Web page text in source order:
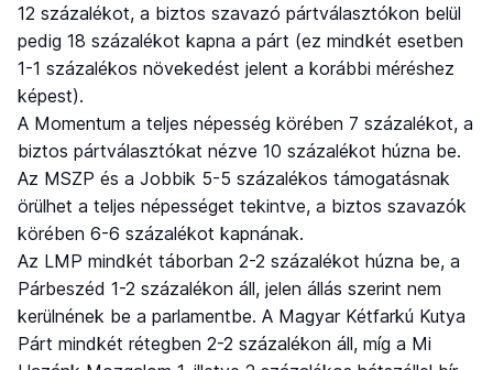
12 százalékot, a biztos szavazó pártválasztókon belül
pedig 18 százalékot kapna a párt (ez mindkét esetben
1-1 százalékos növekedést jelent a korábbi méréshez
képest).
A Momentum a teljes népesség körében 7 százalékot, a
biztos pártválasztókat nézve 10 százalékot húzna be.
Az MSZP és a Jobbik 5-5 százalékos támogatásnak
örülhet a teljes népességet tekintve, a biztos szavazók
körében 6-6 százalékot kapnának.
Az LMP mindkét táborban 2-2 százalékot húzna be, a
Párbeszéd 1-2 százalékon áll, jelen állás szerint nem
kerülnének be a parlamentbe. A Magyar Kétfarkú Kutya
Párt mindkét rétegben 2-2 százalékon áll, míg a Mi